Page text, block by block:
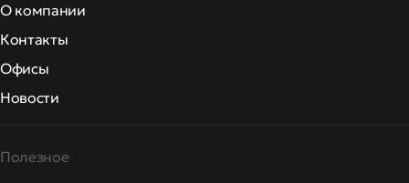
О компании
Контакты
Офисы
Новости
Полезное